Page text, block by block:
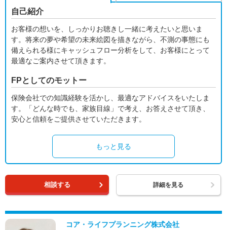
自己紹介
お客様の想いを、しっかりお聴きし一緒に考えたいと思いま
す。将来の夢や希望の未来絵図を描きながら、不測の事態にも
備えられる様にキャッシュフロー分析をして、お客様にとって
最適なご案内させて頂きます。
FPとしてのモットー
保険会社での知識経験を活かし、最適なアドバイスをいたしま
す。「どんな時でも、家族目線」で考え、お答えさせて頂き、
安心と信頼をご提供させていただきます。
もっと見る
相談する 詳細を見る
コア・ライフプランニング株式会社